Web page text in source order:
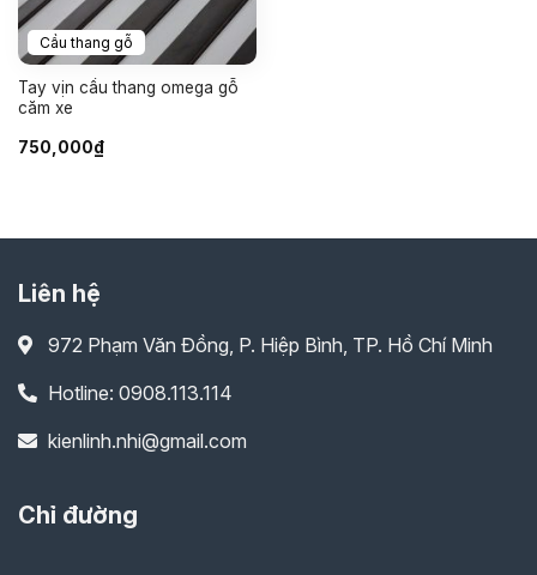
Cầu thang gỗ
Tay vịn cầu thang omega gỗ
căm xe
750,000₫
Liên hệ
972 Phạm Văn Đồng, P. Hiệp Bình, TP. Hồ Chí Minh
Hotline: 0908.113.114
kienlinh.nhi@gmail.com
Chỉ đường